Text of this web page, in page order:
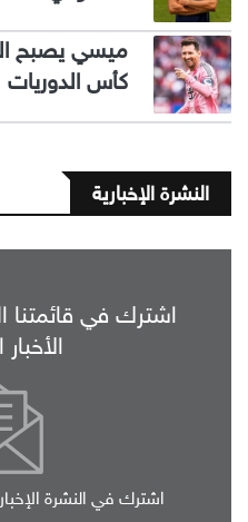
ميسي يصبح
كأس الدوريات
النشرة الإخبارية
اشترك في قائمتنا
اشترك في النشرة